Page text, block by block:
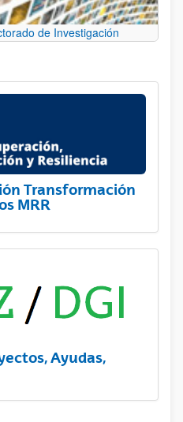
de Investigación
Transformación
MRR
Ayudas,